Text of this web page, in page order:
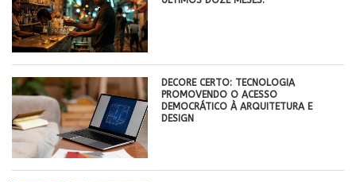
DECORE CERTO: TECNOLOGIA
PROMOVENDO O ACESSO
DEMOCRÁTICO À ARQUITETURA E
DESIGN